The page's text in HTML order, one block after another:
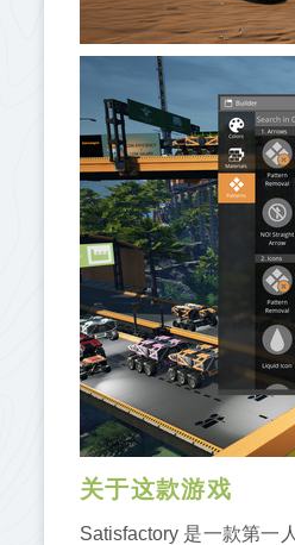
关于这款游戏
Satisfactory 是一款第一